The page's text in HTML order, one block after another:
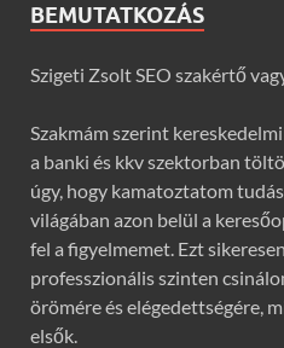
BEMUTATKOZÁS
Szigeti Zsolt SEO szakértő
Szakmám szerint
a banki és kkv szektorban
úgy, hogy kamatoztatom
világában azon belül a
fel a figyelmemet. Ezt
professzionális szinten
örömére és elégedettségére,
elsők.